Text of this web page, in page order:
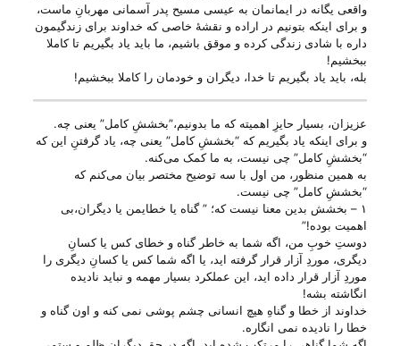
واقعی یگانه در ایمانمان به عیسی مسیح پدر آسمانی مهربانِ ماست،
و برای اینکه بتونیم در اراده و نقشهٔ خاصی که خداوند برای زندگیمون
داره با شادی زندگی کرده و موقق باشیم، ما باید یاد بگیریم تا کاملا
ببخشیم!
بله، باید یاد بگیریم تا خدا، دیگران و خودمان را کاملا ببخشیم!
عزیزان، بسیار حایزِ اهمیته که ما بدونیم،”بخششِ کامل” یعنی چه.
و برای اینکه یاد بگیریم که “بخششِ کامل” یعنی چه، یاد گرفتنِ این که
“بخششِ کامل” چی‌ نیست، به ما کمک می‌‌کنه.
به همین منظور، من اول با سه توضیح مختصر بیان می‌‌کنم که
“بخششِ کامل” چی‌ نیست.
۱ – بخشش بدین معنا نیست که؛ ” گناه یا خطایمن یا دیگران،بی‌
اهمیت بوده!”
دوستِ خوبِ من، اگه شما به خاطر گناه و خطای کس یا کسانِ
دیگری، موردِ آزار قرار گرفته اید، یا اگه شما کس یا کسانِ دیگری را
موردِ آزار قرار داده اید، این عملکرد بسیار مهمه و نباید نادیده
انگاشته بشه!
خداوند از خطا و گناهِ هیچ انسانی چشم پوشی نمی کنه و اون گناه و
خطا را نادیده نمی انگاره.